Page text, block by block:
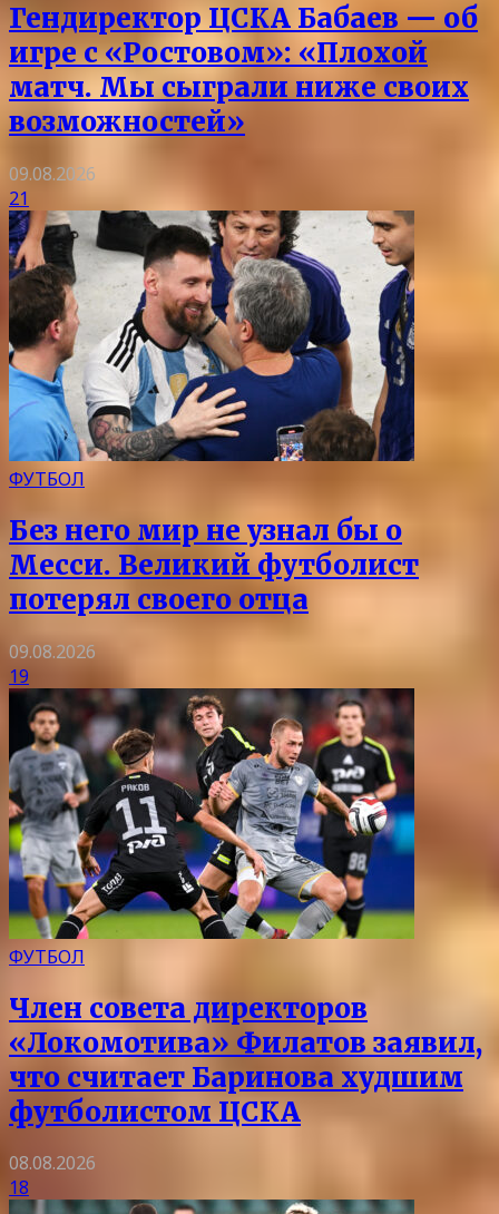
Гендиректор ЦСКА Бабаев — об
игре с «Ростовом»: «Плохой
матч. Мы сыграли ниже своих
возможностей»
09.08.2026
21
ФУТБОЛ
Без него мир не узнал бы о
Месси. Великий футболист
потерял своего отца
09.08.2026
19
ФУТБОЛ
Член совета директоров
«Локомотива» Филатов заявил,
что считает Баринова худшим
футболистом ЦСКА
08.08.2026
18